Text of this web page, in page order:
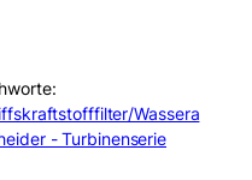
Wassera
- Turbinenserie